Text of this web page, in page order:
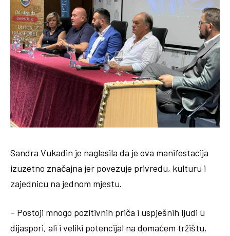
Sandra Vukadin je naglasila da je ova manifestacija
izuzetno značajna jer povezuje privredu, kulturu i
zajednicu na jednom mjestu.
– Postoji mnogo pozitivnih priča i uspješnih ljudi u
dijaspori, ali i veliki potencijal na domaćem tržištu.